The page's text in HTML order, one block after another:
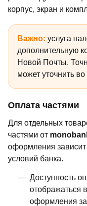
корпус, экран и
Важно: услуга
дополнительную
Новой Почты.
может уточнить
Оплата частями
Для отдельных
частями от
оформления
условий банка.
Доступность
отображаться
оформления